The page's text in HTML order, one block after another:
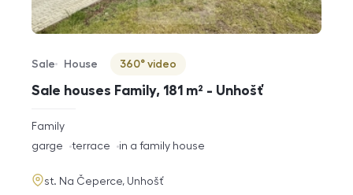
Sale houses Family, 181 m² - Unhošť
Offer type
Sale
Property type
House
Virtuální prohlídka
360° video
rozměry
disposition
Family
funkce
garge terrace in a family house
adresa
st. Na Čeperce, Unhošť